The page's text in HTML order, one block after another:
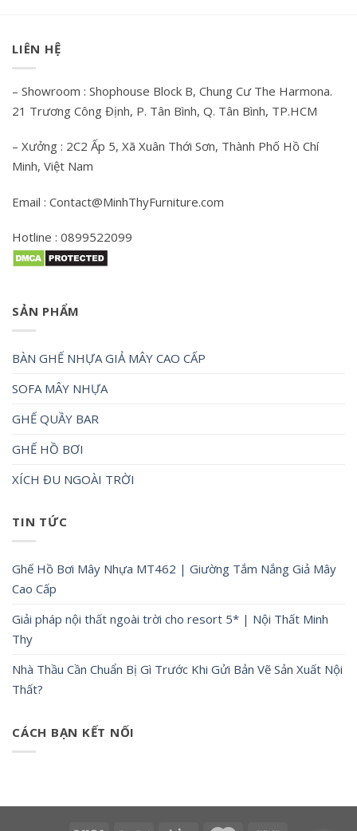
LIÊN HỆ
– Showroom : Shophouse Block B, Chung Cư The Harmona.
21 Trương Công Định, P. Tân Bình, Q. Tân Bình, TP.HCM
– Xưởng : 2C2 Ấp 5, Xã Xuân Thới Sơn, Thành Phố Hồ Chí
Minh, Việt Nam
Email : Contact@MinhThyFurniture.com
Hotline : 0899522099
SẢN PHẨM
BÀN GHẾ NHỰA GIẢ MÂY CAO CẤP
SOFA MÂY NHỰA
GHẾ QUẦY BAR
GHẾ HỒ BƠI
XÍCH ĐU NGOÀI TRỜI
TIN TỨC
Ghế Hồ Bơi Mây Nhựa MT462 | Giường Tắm Nắng Giả Mây
Cao Cấp
Giải pháp nội thất ngoài trời cho resort 5* | Nội Thất Minh
Thy
Nhà Thầu Cần Chuẩn Bị Gì Trước Khi Gửi Bản Vẽ Sản Xuất Nội
Thất?
CÁCH BẠN KẾT NỐI